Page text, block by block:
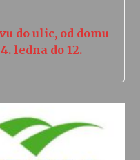
do ulic, od domu
ledna do 12.